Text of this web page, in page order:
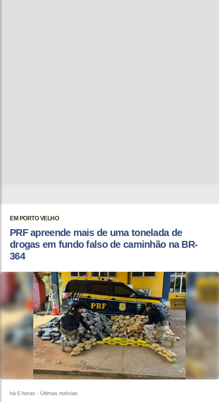
EM PORTO VELHO
PRF apreende mais de uma tonelada de
drogas em fundo falso de caminhão na BR-
364
há 6 horas - Últimas notícias